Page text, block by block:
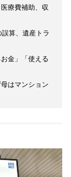
療費補助、収
算、遺産トラ
金」「使える
はマンション